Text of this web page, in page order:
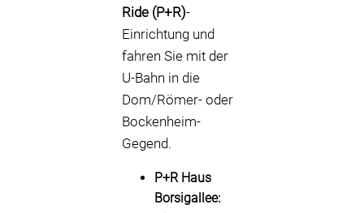
Ride (P+R)-
Einrichtung und
fahren Sie mit der
U-Bahn in die
Dom/Römer- oder
Bockenheim-
Gegend.
P+R Haus
Borsigallee: